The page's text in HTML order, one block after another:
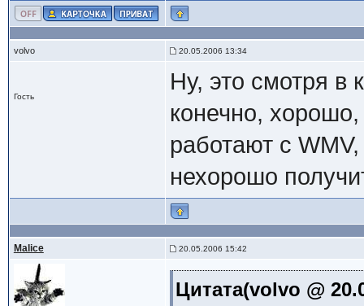
volvo 20.05.2006 13:34
Гость
Ну, это смотря
конечно,
работают с
нехорошо
Malice 20.05.2006 15:42
Цитата(volvo @